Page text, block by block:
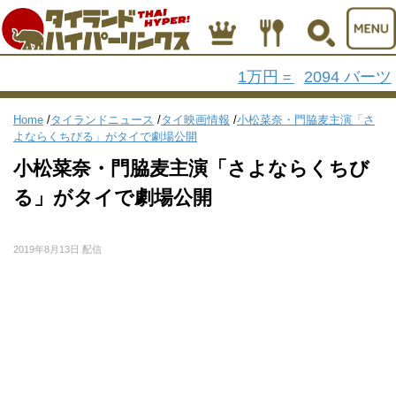
1万円 = 2094 バーツ
Home /タイランドニュース /タイ映画情報 /小松菜奈・門脇麦主演「さ
よならくちびる」がタイで劇場公開
小松菜奈・門脇麦主演「さよならくちび
る」がタイで劇場公開
2019年8月13日 配信